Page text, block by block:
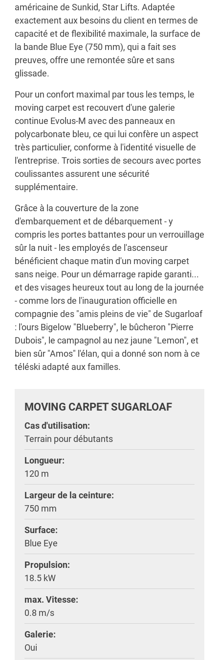
américaine de Sunkid, Star Lifts. Adaptée
exactement aux besoins du client en termes de
capacité et de flexibilité maximale, la surface de
la bande Blue Eye (750 mm), qui a fait ses
preuves, offre une remontée sûre et sans
glissade.
Pour un confort maximal par tous les temps, le
moving carpet est recouvert d'une galerie
continue Evolus-M avec des panneaux en
polycarbonate bleu, ce qui lui confère un aspect
très particulier, conforme à l'identité visuelle de
l'entreprise. Trois sorties de secours avec portes
coulissantes assurent une sécurité
supplémentaire.
Grâce à la couverture de la zone
d'embarquement et de débarquement - y
compris les portes battantes pour un verrouillage
sûr la nuit - les employés de l'ascenseur
bénéficient chaque matin d'un moving carpet
sans neige. Pour un démarrage rapide garanti...
et des visages heureux tout au long de la journée
- comme lors de l'inauguration officielle en
compagnie des "amis pleins de vie" de Sugarloaf
: l'ours Bigelow "Blueberry", le bûcheron "Pierre
Dubois", le campagnol au nez jaune "Lemon", et
bien sûr "Amos" l'élan, qui a donné son nom à ce
téléski adapté aux familles.
MOVING CARPET SUGARLOAF
Cas d'utilisation:
Terrain pour débutants
Longueur:
120 m
Largeur de la ceinture:
750 mm
Surface:
Blue Eye
Propulsion:
18.5 kW
max. Vitesse:
0.8 m/s
Galerie:
Oui